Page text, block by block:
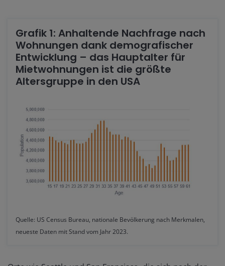
Grafik 1: Anhaltende Nachfrage nach
Wohnungen dank demografischer
Entwicklung – das Hauptalter für
Mietwohnungen ist die größte
Altersgruppe in den USA
Quelle: US Census Bureau, nationale Bevölkerung nach Merkmalen,
neueste Daten mit Stand vom Jahr 2023.